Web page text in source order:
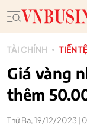
TÀI CHÍNH TIỀN TỆ
Giá vàng
thêm
Thứ Ba, 19/12/2023 |